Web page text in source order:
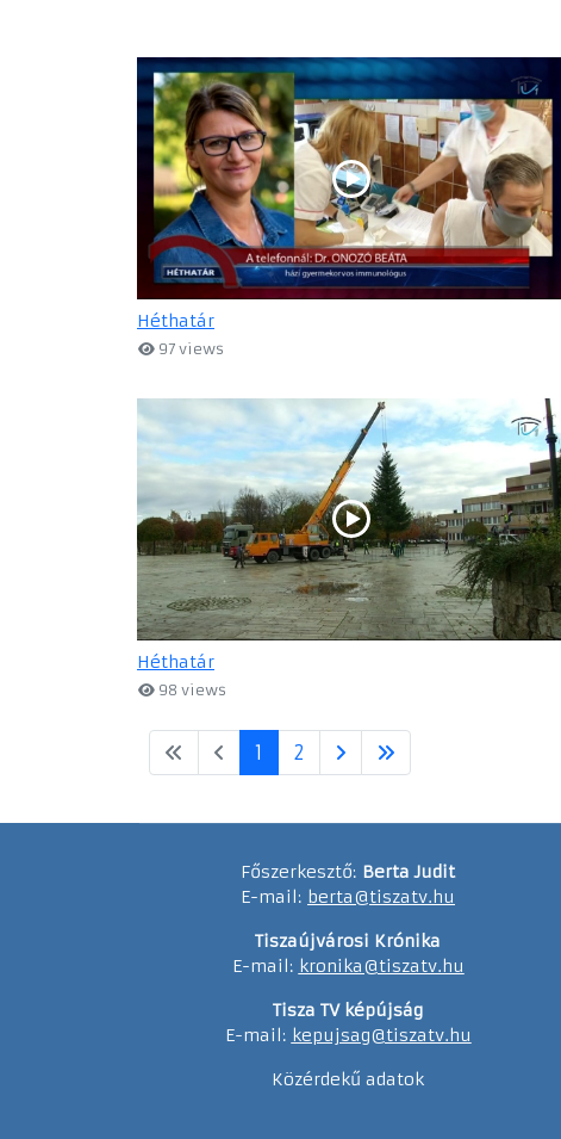
Héthatár
97 views
Héthatár
98 views
1 2
Főszerkesztő: Berta Judit
E-mail: berta@tiszatv.hu
Tiszaújvárosi Krónika
E-mail: kronika@tiszatv.hu
Tisza TV képújság
E-mail: kepujsag@tiszatv.hu
Közérdekű adatok